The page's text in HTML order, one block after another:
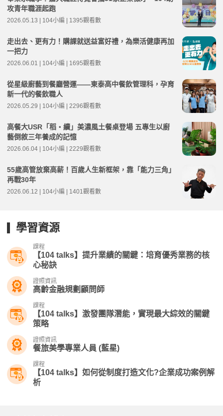
攻青年職涯起跑
2026.05.13 | 104小編 | 1395觀看數
走出去、更有力！購課就送益富好禮，為樂活健康再加
一把力
2026.06.01 | 104小編 | 1695觀看數
從星級廚藝到餐廳營運——東泰高中餐飲管理科，孕育
新一代的餐飲職人
2026.05.29 | 104小編 | 2296觀看數
高餐大USR「稻・續」美濃風土餐桌登場 五專生以廚
藝倒敘三年養成的記憶
2026.06.04 | 104小編 | 2229觀看數
55歲高管放棄高薪！百歲人生新框架，靠「能力三角」
再戰30年
2026.06.12 | 104小編 | 1401觀看數
學習資源
課程
【104 talks】提升業績的關鍵：培育優秀業務的核
心秘訣
證照資訊
高齡金融規劃顧問師
課程
【104 talks】激發團隊潛能，實現最大綜效的關鍵
策略
證照資訊
餐旅美學專業人員 (藍星)
課程
【104 talks】如何從制度打造文化?企業成功案例解
析